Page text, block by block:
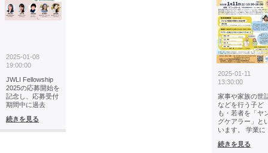
2025-01-08
19:00:00
JWLI Fellowship
2025の応募開始を
記念し、応募受付
期間中に過去
続きを見る
2025-01-11
13:30:00
家事や家族の世
などを行う子ど
も・若者を「ヤ
グケアラー」と
います。 学業に
続きを見る